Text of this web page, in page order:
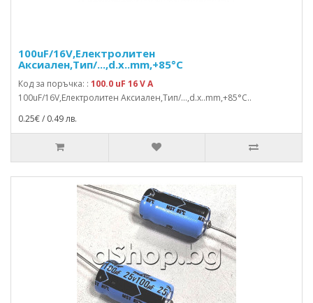
100uF/16V,Електролитен
Аксиален,Тип/...,d.x..mm,+85°C
Код за поръчка: : 100.0 uF 16 V A
100uF/16V,Електролитен Аксиален,Тип/...,d.x..mm,+85°C..
0.25€ / 0.49 лв.